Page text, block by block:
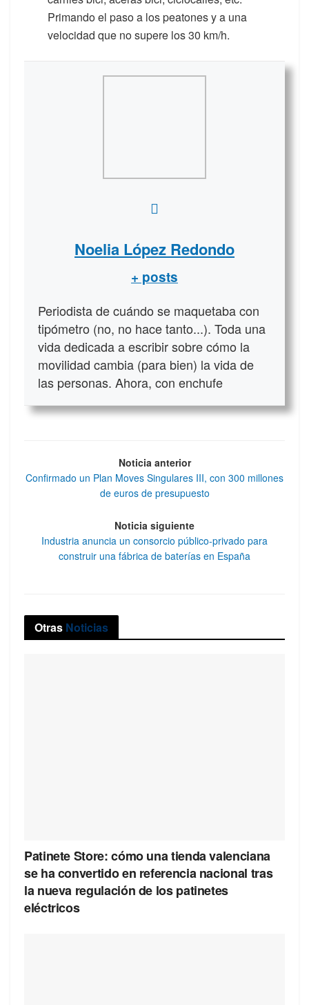
Primando el paso a los peatones y a una
velocidad que no supere los 30 km/h.
Noelia López Redondo
+ posts
Periodista de cuándo se maquetaba con
tipómetro (no, no hace tanto...). Toda una
vida dedicada a escribir sobre cómo la
movilidad cambia (para bien) la vida de
las personas. Ahora, con enchufe
Noticia anterior
Confirmado un Plan Moves Singulares III, con 300 millones
de euros de presupuesto
Noticia siguiente
Industria anuncia un consorcio público-privado para
construir una fábrica de baterías en España
Otras Noticias
Patinete Store: cómo una tienda valenciana
se ha convertido en referencia nacional tras
la nueva regulación de los patinetes
eléctricos